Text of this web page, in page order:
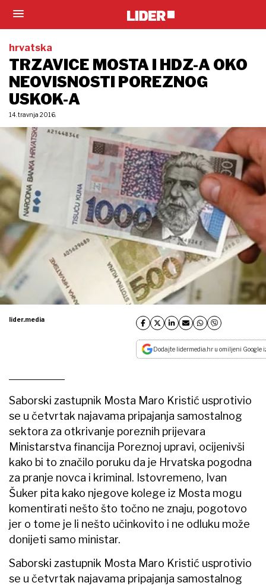
hrvatska
TRZAVICE MOSTA I HDZ-A OKO
NEOVISNOSTI POREZNOG
USKOK-A
14. travnja 2016.
lider.media
Dodajte lidermedia.hr u omiljeni Google
Saborski zastupnik Mosta Maro Kristić usprotivio
se u četvrtak najavama pripajanja samostalnog
sektora za otkrivanje poreznih prijevara
Ministarstva financija Poreznoj upravi, ocijenivši
kako bi to značilo poruku da je Hrvatska pogodna
za pranje novca i kriminal. Istovremeno, Ivan
Šuker pita kako njegove kolege iz Mosta mogu
komentirati nešto što točno ne znaju, pogotovo
jer o tome je li nešto učinkovito i ne odluku može
donijeti samo ministar.
Saborski zastupnik Mosta Maro Kristić usprotivio
se u četvrtak najavama pripajanja samostalnog